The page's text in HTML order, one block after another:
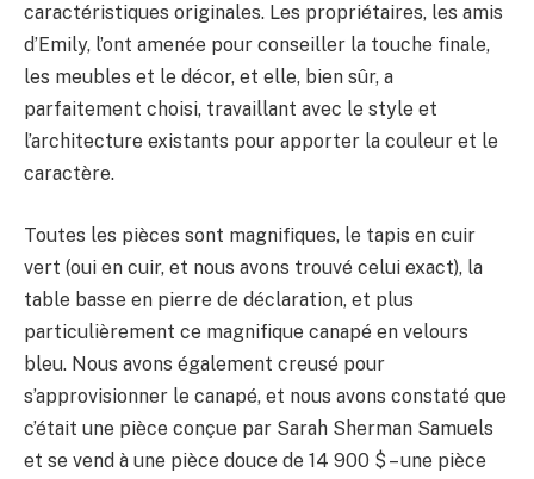
caractéristiques originales. Les propriétaires, les amis
d’Emily, l’ont amenée pour conseiller la touche finale,
les meubles et le décor, et elle, bien sûr, a
parfaitement choisi, travaillant avec le style et
l’architecture existants pour apporter la couleur et le
caractère.
Toutes les pièces sont magnifiques, le tapis en cuir
vert (oui en cuir, et nous avons trouvé celui exact), la
table basse en pierre de déclaration, et plus
particulièrement ce magnifique canapé en velours
bleu. Nous avons également creusé pour
s’approvisionner le canapé, et nous avons constaté que
c’était une pièce conçue par Sarah Sherman Samuels
et se vend à une pièce douce de 14 900 $ – une pièce